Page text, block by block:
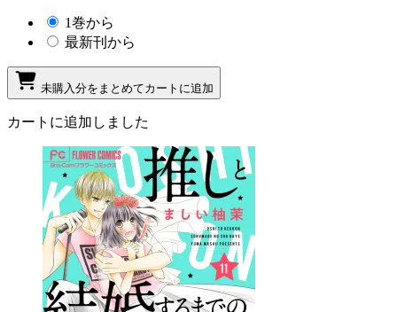
1巻から
最新刊から
未購入分をまとめてカートに追加
カートに追加しました